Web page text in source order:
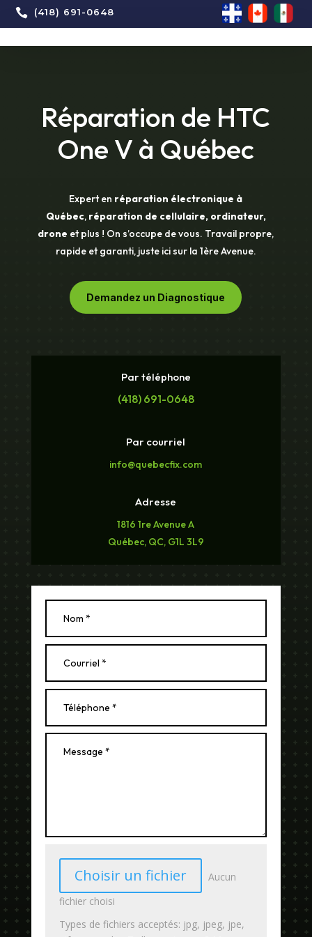
 (418) 691-0648
Réparation de HTC
One V à Québec
Expert en réparation électronique à
Québec, réparation de cellulaire, ordinateur,
drone et plus ! On s’occupe de vous. Travail propre,
rapide et garanti, juste ici sur la 1ère Avenue.
Demandez un Diagnostique
Par téléphone
(418) 691-0648
Par courriel
info@quebecfix.com
Adresse
1816 1re Avenue A
Québec, QC, G1L 3L9
Choisir un fichier
Aucun
fichier choisi
Types de fichiers acceptés: jpg, jpeg, jpe,